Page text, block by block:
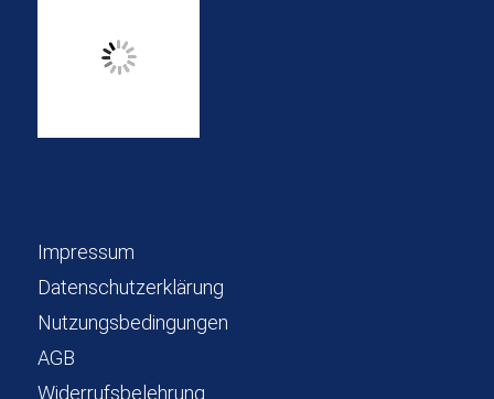
Impressum
Datenschutzerklärung
Nutzungsbedingungen
AGB
Widerrufsbelehrung